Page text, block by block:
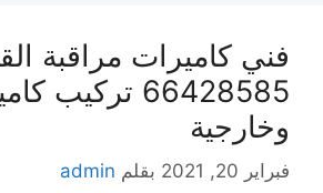
فني كاميرات مراقبة
66428585
وخارجية
فبراير 20, 2021 بقلم admin